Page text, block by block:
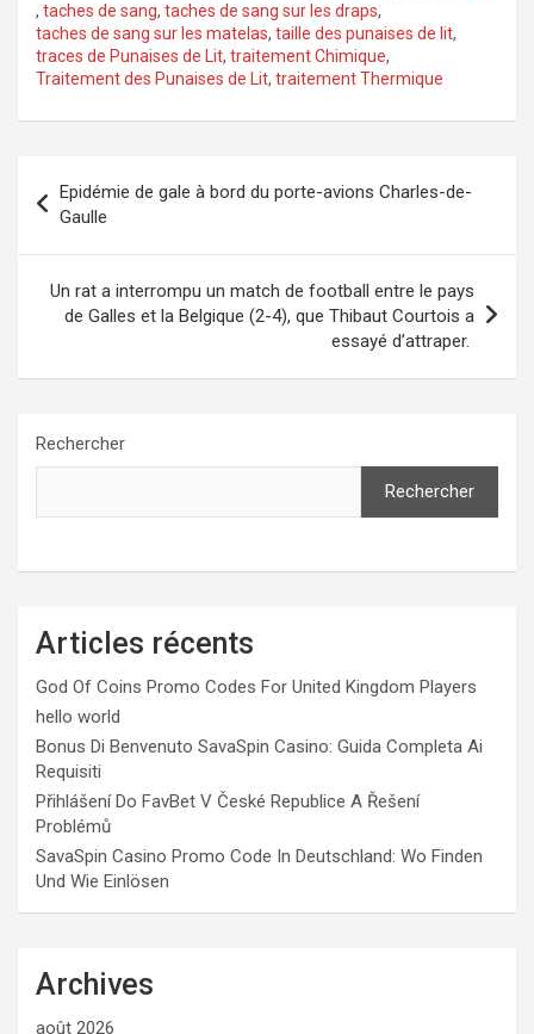
, taches de sang, taches de sang sur les draps,
taches de sang sur les matelas, taille des punaises de lit,
traces de Punaises de Lit, traitement Chimique,
Traitement des Punaises de Lit, traitement Thermique
de
l’article
Epidémie de gale à bord du porte-avions Charles-de-
Gaulle
Un rat a interrompu un match de football entre le pays
de Galles et la Belgique (2-4), que Thibaut Courtois a
essayé d’attraper.
Rechercher
Rechercher
Articles récents
God Of Coins Promo Codes For United Kingdom Players
hello world
Bonus Di Benvenuto SavaSpin Casino: Guida Completa Ai
Requisiti
Přihlášení Do FavBet V České Republice A Řešení
Problémů
SavaSpin Casino Promo Code In Deutschland: Wo Finden
Und Wie Einlösen
Archives
août 2026